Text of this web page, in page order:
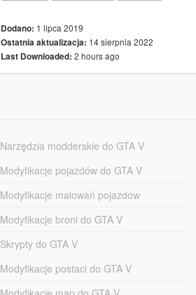
Dodano: 1 lipca 2019
Ostatnia aktualizacja: 14 sierpnia 2022
Last Downloaded: 2 hours ago
Narzędzia modderskie do GTA V
Modyfikacje pojazdów do GTA V
Modyfikacje malowań pojazdów
Modyfikacje broni do GTA V
Skrypty do GTA V
Modyfikacje postaci do GTA V